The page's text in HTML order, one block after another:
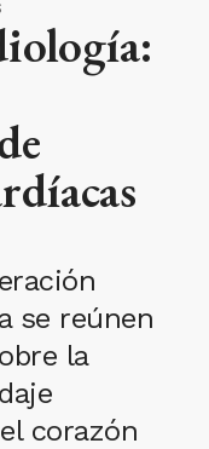
se reúnen
la
corazón